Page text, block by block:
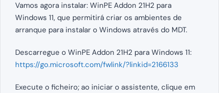
Vamos agora instalar: WinPE Addon 21H2 para
Windows 11, que permitirá criar os ambientes de
arranque para instalar o Windows através do MDT.
Descarregue o WinPE Addon 21H2 para Windows 11:
https://go.microsoft.com/fwlink/?linkid=2166133
Execute o ficheiro; ao iniciar o assistente, clique em